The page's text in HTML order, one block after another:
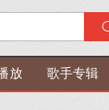
放 歌手专辑